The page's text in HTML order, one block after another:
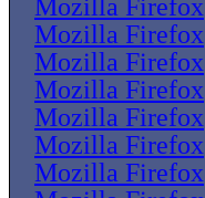
Mozilla Firefox
Mozilla Firefox
Mozilla Firefox
Mozilla Firefox
Mozilla Firefox
Mozilla Firefox
Mozilla Firefox